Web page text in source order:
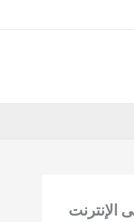
الإنترنت